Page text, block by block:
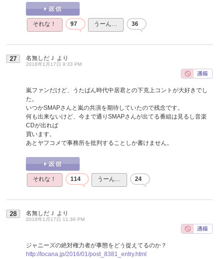
それな！ 97 うーん… 36
27 名無しだＪ より
2016年1月17日 9:33 PM
嵐ファンだけど、うたばん時代中居君との下克上コントが大好きでし
た。
いつかSMAPさんと嵐の共演を期待していたので残念です。
何も出来ないけど、今まで通りSMAPさんが出てる番組は見るし音楽
CDが出れば
買います。
あとヤフコメで事務所を批判することしか書けません。
それな！ 114 うーん… 24
28 名無しだＪ より
2016年1月17日 11:36 PM
ジャニーズの絶対権力者が事態をどう捉えてるのか？
http://tocana.jp/2016/01/post_8381_entry.html